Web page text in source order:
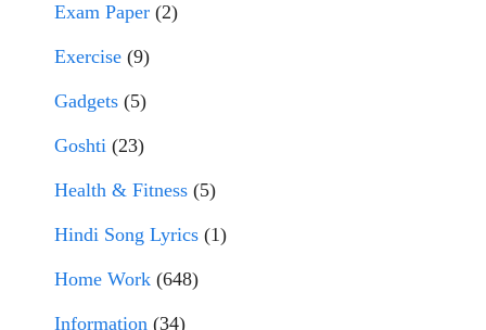
Exam Paper (2)
Exercise (9)
Gadgets (5)
Goshti (23)
Health & Fitness (5)
Hindi Song Lyrics (1)
Home Work (648)
Information (34)